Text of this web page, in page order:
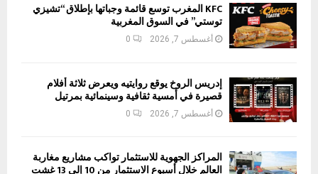
KFC المغرب توسع قائمة وجباتها بإطلاق “تشيزي
توستي” في السوق المغربية
أغسطس 7, 2026 0
إدريس الروخ يوقع روايتيه ويعرض ثلاثة أفلام
قصيرة في أمسية ثقافية وسينمائية بمرتيل
أغسطس 7, 2026 0
المراكز الجهوية للاستثمار تواكب مشاريع مغاربة
العالم خلال أسبوع الاستثمار من 10 إلى 13 غشت